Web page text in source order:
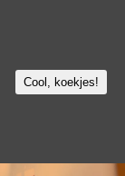
Cool, koekjes!